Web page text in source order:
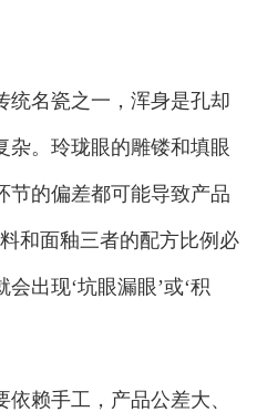
名瓷之一，浑身是孔却
杂。玲珑眼的雕镂和填眼
节的偏差都可能导致产品
和面釉三者的配方比例必
出现‘坑眼漏眼’或‘积
赖手工，产品公差大、